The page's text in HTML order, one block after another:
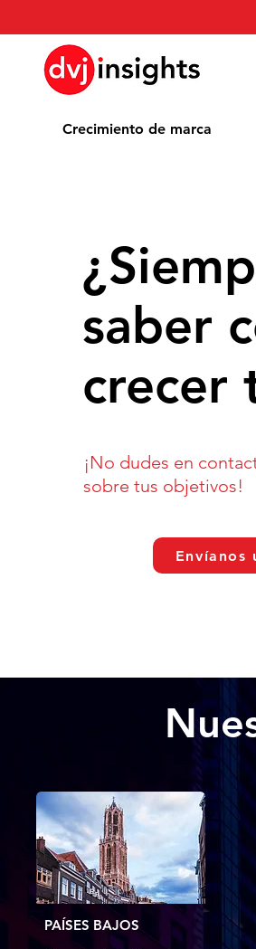
Crecimiento de marca
saber
crecer
¡No dudes en
sobre tus objetivos!
Envíanos
PAÍSES BAJOS